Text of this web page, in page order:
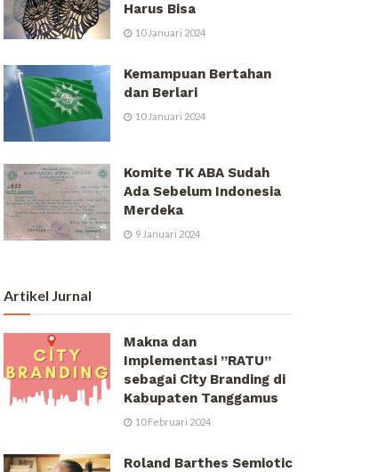
Harus Bisa
10 Januari 2024
Kemampuan Bertahan
dan Berlari
10 Januari 2024
Komite TK ABA Sudah
Ada Sebelum Indonesia
Merdeka
9 Januari 2024
Artikel Jurnal
Makna dan
Implementasi ”RATU”
sebagai City Branding di
Kabupaten Tanggamus
10 Februari 2024
Roland Barthes Semiotic